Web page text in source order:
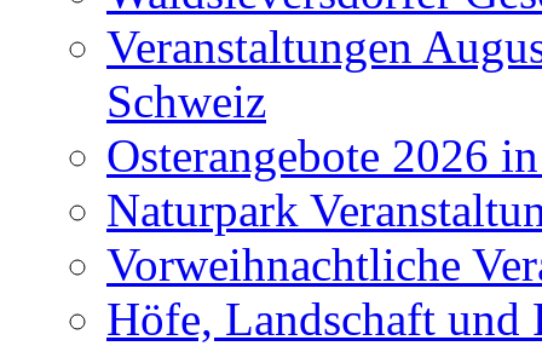
Veranstaltungen
Schweiz
Osterangebote 2026
Naturpark
Vorweihnachtliche
Höfe, Landschaft und